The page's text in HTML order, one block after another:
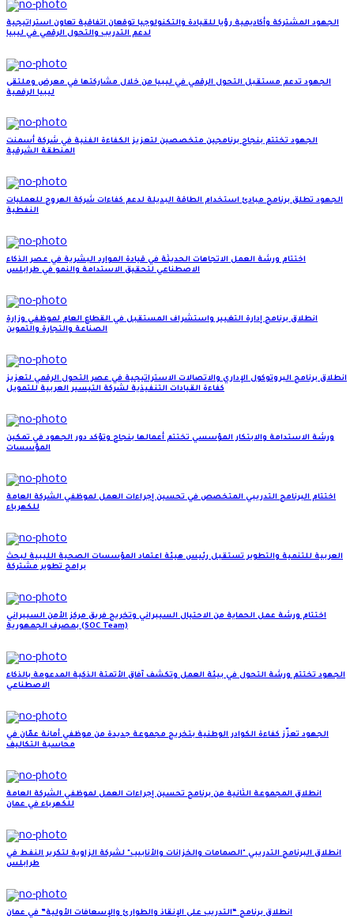
الجهود المشتركة وأكاديمية رؤيا للقيادة والتكنولوجيا توقعان اتفاقية تعاون استراتيجية
لدعم التدريب والتحول الرقمي في ليبيا
الجهود تدعم مستقبل التحول الرقمي في ليبيا من خلال مشاركتها في معرض وملتقى
ليبيا الرقمية
الجهود تختتم بنجاح برنامجين متخصصين لتعزيز الكفاءة الفنية في شركة أسمنت
المنطقة الشرقية
الجهود تطلق برنامج مبادئ استخدام الطاقة البديلة لدعم كفاءات شركة الهروج للعمليات
النفطية
اختتام ورشة العمل الاتجاهات الحديثة في قيادة الموارد البشرية في عصر الذكاء
الاصطناعي لتحقيق الاستدامة والنمو في طرابلس
انطلاق برنامج إدارة التغيير واستشراف المستقبل في القطاع العام لموظفي وزارة
الصناعة والتجارة والتموين
انطلاق برنامج البروتوكول الإداري والاتصالات الاستراتيجية في عصر التحول الرقمي لتعزيز
كفاءة القيادات التنفيذية لشركة التيسير العربية للتمويل
ورشة الاستدامة والابتكار المؤسسي تختتم أعمالها بنجاح وتؤكد دور الجهود في تمكين
المؤسسات
اختتام البرنامج التدريبي المتخصص في تحسين إجراءات العمل لموظفي الشركة العامة
للكهرباء
العربية للتنمية والتطوير تستقبل رئيس هيئة اعتماد المؤسسات الصحية الليبية لبحث
برامج تطوير مشتركة
اختتام ورشة عمل الحماية من الاحتيال السيبراني وتخريج فريق مركز الأمن السيبراني
بمصرف الجمهورية (SOC Team)
الجهود تختتم ورشة التحول في بيئة العمل وتكشف آفاق الأتمتة الذكية المدعومة بالذكاء
الاصطناعي
الجهود تعزّز كفاءة الكوادر الوطنية بتخريج مجموعة جديدة من موظفي أمانة عمّان في
محاسبة التكاليف
انطلاق المجموعة الثانية من برنامج تحسين إجراءات العمل لموظفي الشركة العامة
للكهرباء في عمان
انطلاق البرنامج التدريبي "الصمامات والخزانات والأنابيب" لشركة الزاوية لتكرير النفط في
طرابلس
انطلاق برنامج “التدريب على الإنقاذ والطوارئ والإسعافات الأولية” في عمان